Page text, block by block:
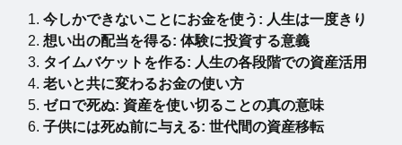
今しかできないことにお金を使う: 人生は一度きり
想い出の配当を得る: 体験に投資する意義
タイムバケットを作る: 人生の各段階での資産活用
老いと共に変わるお金の使い方
ゼロで死ぬ: 資産を使い切ることの真の意味
子供には死ぬ前に与える: 世代間の資産移転